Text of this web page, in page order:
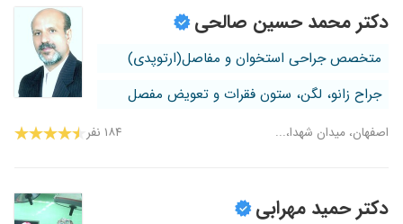
دکتر محمد حسین صالحی
متخصص جراحی استخوان و مفاصل(ارتوپدی)
جراح زانو، لگن، ستون فقرات و تعویض مفصل
اصفهان، میدان شهدا،... ۱۸۴ نفر
دکتر حمید مهرابی